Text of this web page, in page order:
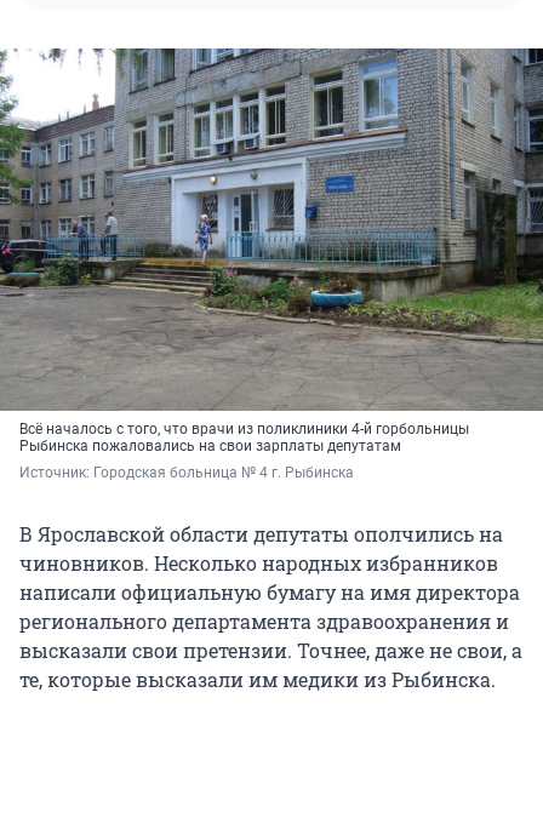
Всё началось с того, что врачи из поликлиники 4-й горбольницы
Рыбинска пожаловались на свои зарплаты депутатам
Источник: Городская больница № 4 г. Рыбинска
В Ярославской области депутаты ополчились на
чиновников. Несколько народных избранников
написали официальную бумагу на имя директора
регионального департамента здравоохранения и
высказали свои претензии. Точнее, даже не свои, а
те, которые высказали им медики из Рыбинска.